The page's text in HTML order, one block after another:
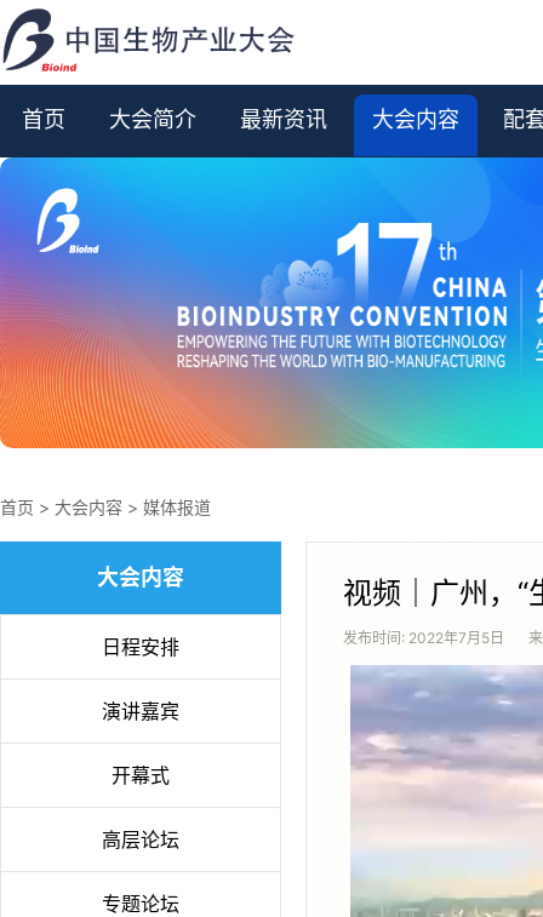
首页 大会简介 最新资讯 大会内容 配
首页 > 大会内容 > 媒体报道
大会内容
日程安排
演讲嘉宾
开幕式
高层论坛
专题论坛
视频｜广州，“
发布时间: 2022年7月5日